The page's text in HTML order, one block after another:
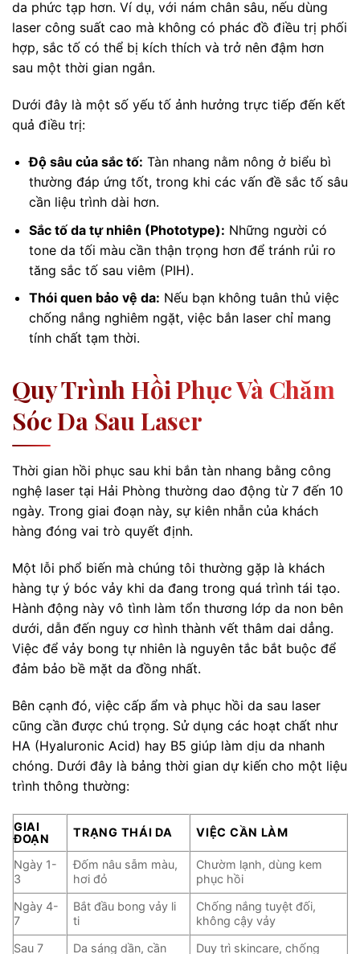
da phức tạp hơn. Ví dụ, với nám chân sâu, nếu dùng
laser công suất cao mà không có phác đồ điều trị phối
hợp, sắc tố có thể bị kích thích và trở nên đậm hơn
sau một thời gian ngắn.
Dưới đây là một số yếu tố ảnh hưởng trực tiếp đến kết
quả điều trị:
Độ sâu của sắc tố: Tàn nhang nằm nông ở biểu bì
thường đáp ứng tốt, trong khi các vấn đề sắc tố sâu
cần liệu trình dài hơn.
Sắc tố da tự nhiên (Phototype): Những người có
tone da tối màu cần thận trọng hơn để tránh rủi ro
tăng sắc tố sau viêm (PIH).
Thói quen bảo vệ da: Nếu bạn không tuân thủ việc
chống nắng nghiêm ngặt, việc bắn laser chỉ mang
tính chất tạm thời.
Quy Trình Hồi Phục Và Chăm
Sóc Da Sau Laser
Thời gian hồi phục sau khi bắn tàn nhang bằng công
nghệ laser tại Hải Phòng thường dao động từ 7 đến 10
ngày. Trong giai đoạn này, sự kiên nhẫn của khách
hàng đóng vai trò quyết định.
Một lỗi phổ biến mà chúng tôi thường gặp là khách
hàng tự ý bóc vảy khi da đang trong quá trình tái tạo.
Hành động này vô tình làm tổn thương lớp da non bên
dưới, dẫn đến nguy cơ hình thành vết thâm dai dẳng.
Việc để vảy bong tự nhiên là nguyên tắc bắt buộc để
đảm bảo bề mặt da đồng nhất.
Bên cạnh đó, việc cấp ẩm và phục hồi da sau laser
cũng cần được chú trọng. Sử dụng các hoạt chất như
HA (Hyaluronic Acid) hay B5 giúp làm dịu da nhanh
chóng. Dưới đây là bảng thời gian dự kiến cho một liệu
trình thông thường:
GIAI
ĐOẠN
TRẠNG THÁI DA VIỆC CẦN LÀM
Ngày 1-
3
Đốm nâu sẫm màu,
hơi đỏ
Chườm lạnh, dùng kem
phục hồi
Ngày 4-
7
Bắt đầu bong vảy li
ti
Chống nắng tuyệt đối,
không cậy vảy
Sau 7
Da sáng dần, cần
Duy trì skincare, chống